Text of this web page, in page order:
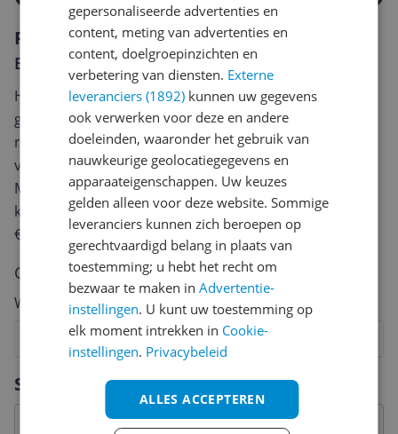
Specificaties
Reviews
Er zijn nog geen reviews geschreven
Heb jij dit product in bezit en wil je graag je mening
geven? Start dan hieronder met het schrijven van je
review. Afhankelijk van de details duurt het schrijven
van een review gemiddeld tussen de 3 en 10 minuten.
Met jouw mening help je andere bezoekers een betere
keuze te maken én maak je iedere maand kans op
€250,-!
Klik hier voor de actievoorwaarden.
Cijfer
Welk cijfer geef jij dit product?
7
6
5
4
3
2
gepersonaliseerde advertenties en
content, meting van advertenties en
content, doelgroepinzichten en
verbetering van diensten. Externe
leveranciers (1892) kunnen uw gegevens
ook verwerken voor deze en andere
doeleinden, waaronder het gebruik van
nauwkeurige geolocatiegegevens en
apparaateigenschappen. Uw keuzes
gelden alleen voor deze website. Sommige
leveranciers kunnen zich beroepen op
gerechtvaardigd belang in plaats van
toestemming; u hebt het recht om
bezwaar te maken inAdvertentie-
instellingen. U kunt uw toestemming op
elk moment intrekken in Cookie-
instellingen. Privacybeleid
ALLES ACCEPTEREN